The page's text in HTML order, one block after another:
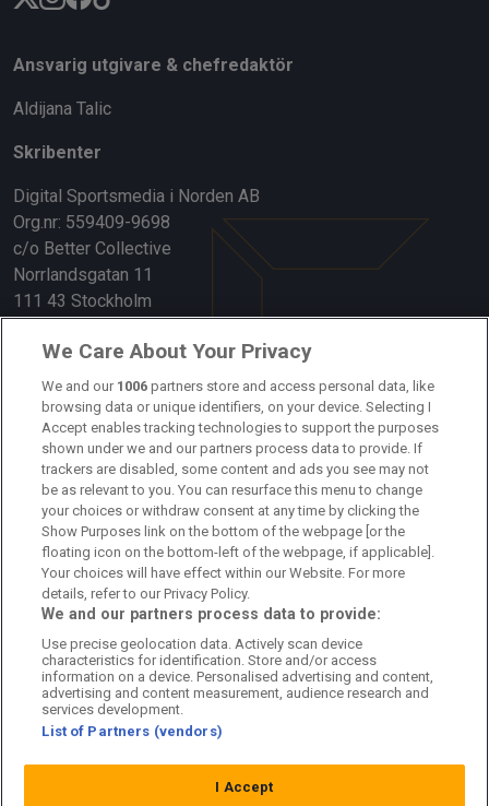
Ansvarig utgivare & chefredaktör
Aldijana Talic
Skribenter
Digital Sportsmedia i Norden AB
Org.nr: 559409-9698
c/o Better Collective
Norrlandsgatan 11
111 43 Stockholm
Länkar
Om oss
Kontakta oss
Kundtjänst
Sponsor: Rekatochklart
Annonsera på Fotbolldirekt
Redaktionell policy
Personuppgiftspolicy
Cookiepolicy
Arkiv
We Care About Your Privacy
We and our 1006 partners store and access personal data, like
browsing data or unique identifiers, on your device. Selecting I
Accept enables tracking technologies to support the purposes
shown under we and our partners process data to provide. If
trackers are disabled, some content and ads you see may not
be as relevant to you. You can resurface this menu to change
your choices or withdraw consent at any time by clicking the
Show Purposes link on the bottom of the webpage [or the
floating icon on the bottom-left of the webpage, if applicable].
Your choices will have effect within our Website. For more
details, refer to our Privacy Policy.
We and our partners process data to provide:
Use precise geolocation data. Actively scan device
characteristics for identification. Store and/or access
information on a device. Personalised advertising and content,
advertising and content measurement, audience research and
services development.
List of Partners (vendors)
I Accept